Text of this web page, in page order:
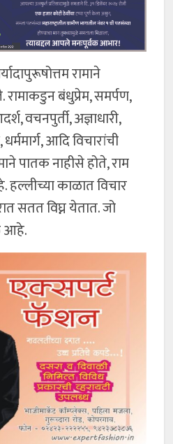
रामाने
बंधुप्रेम, समर्पण,
वचनपुर्ती, अज्ञाधारी,
आदि विचारांची
पातक नाहीसे होते, राम
हल्लीच्या काळात विचार
सतत विघ्न येतात. जो
आहे.